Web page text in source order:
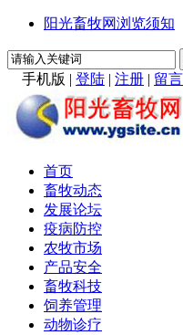
阳光畜牧网浏览须知
手机版 | 登陆 | 注册 | 留言
首页
畜牧动态
发展论坛
疫病防控
农牧市场
产品安全
畜牧科技
饲养管理
动物诊疗